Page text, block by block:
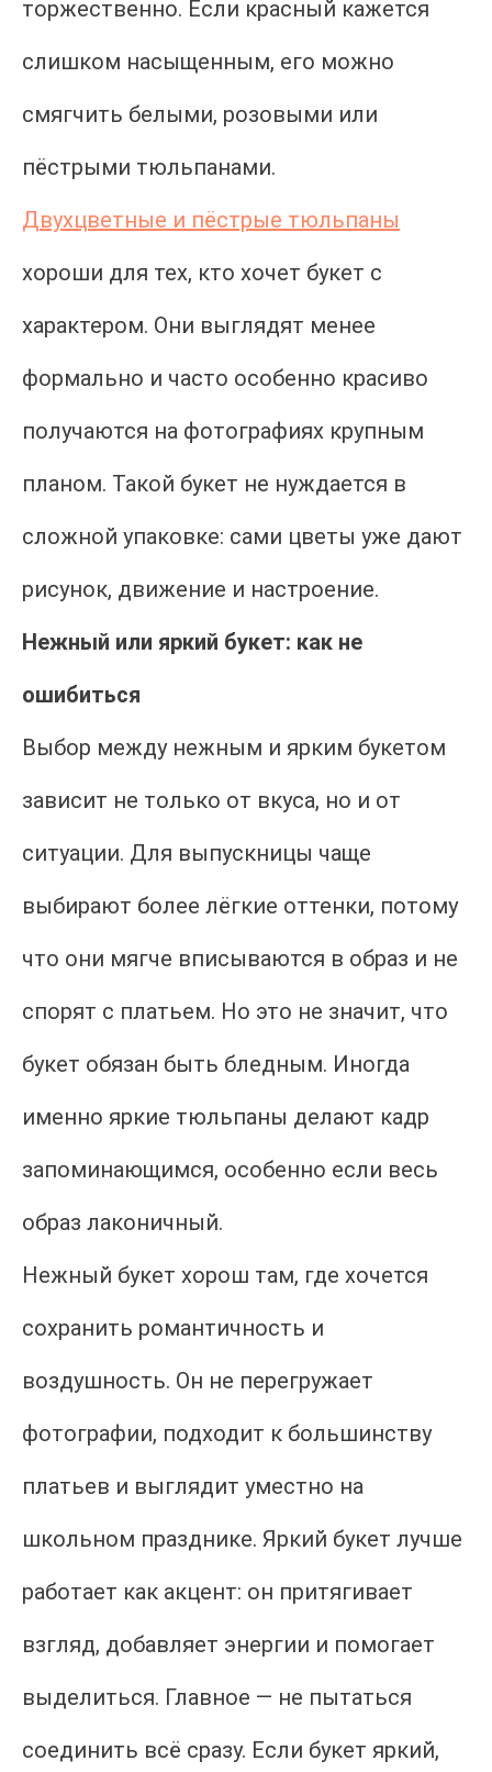
торжественно. Если красный кажется
слишком насыщенным, его можно
смягчить белыми, розовыми или
пёстрыми тюльпанами.
Двухцветные и пёстрые тюльпаны
хороши для тех, кто хочет букет с
характером. Они выглядят менее
формально и часто особенно красиво
получаются на фотографиях крупным
планом. Такой букет не нуждается в
сложной упаковке: сами цветы уже дают
рисунок, движение и настроение.
Нежный или яркий букет: как не
ошибиться
Выбор между нежным и ярким букетом
зависит не только от вкуса, но и от
ситуации. Для выпускницы чаще
выбирают более лёгкие оттенки, потому
что они мягче вписываются в образ и не
спорят с платьем. Но это не значит, что
букет обязан быть бледным. Иногда
именно яркие тюльпаны делают кадр
запоминающимся, особенно если весь
образ лаконичный.
Нежный букет хорош там, где хочется
сохранить романтичность и
воздушность. Он не перегружает
фотографии, подходит к большинству
платьев и выглядит уместно на
школьном празднике. Яркий букет лучше
работает как акцент: он притягивает
взгляд, добавляет энергии и помогает
выделиться. Главное — не пытаться
соединить всё сразу. Если букет яркий,